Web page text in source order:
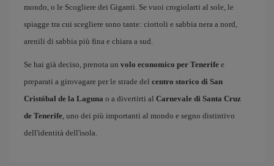
mondo, o le Scogliere dei Giganti. Se vuoi crogiolarti al sole, le
spiagge tra cui scegliere sono tante: ciottoli e sabbia nera a nord,
arenili di sabbia più fina e chiara a sud.
Se hai già deciso, prenota un volo economico per Tenerife e
preparati a girovagare per le strade del centro storico di San
Cristóbal de la Laguna o a divertirti al Carnevale di Santa Cruz
de Tenerife, uno dei più importanti al mondo e segno distintivo
dell'identità dell'isola.